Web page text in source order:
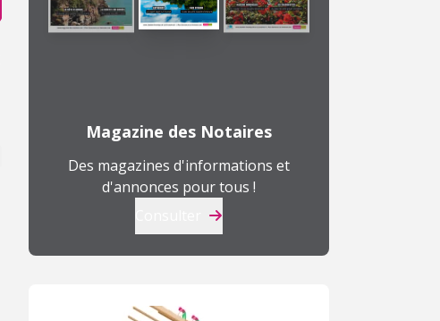
Magazine des Notaires
Des magazines d'informations et
d'annonces pour tous !